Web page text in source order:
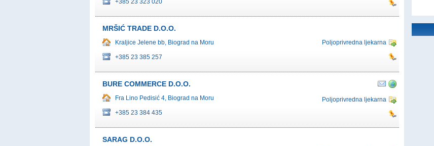
+385 23 323 020
MRŠIĆ TRADE D.O.O.
Kraljice Jelene bb, Biograd na Moru Poljoprivredna ljekarna
+385 23 385 257
BURE COMMERCE D.O.O.
Fra Lino Pedisić 4, Biograd na Moru
Poljoprivredna ljekarna
+385 23 384 435
SARAG D.O.O.